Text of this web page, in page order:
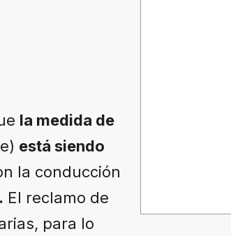
la medida de
está siendo
la conducción
. El reclamo de
para lo